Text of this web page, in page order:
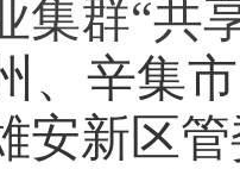
集群“
、辛集
安新区